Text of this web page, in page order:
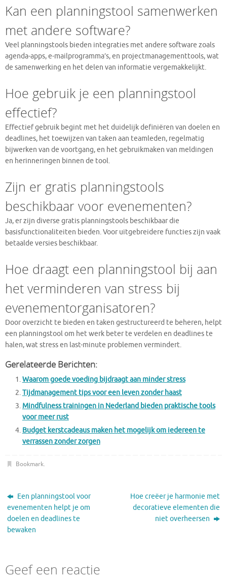
Kan een planningstool samenwerken
met andere software?
Veel planningstools bieden integraties met andere software zoals
agenda-apps, e-mailprogramma’s, en projectmanagementtools, wat
de samenwerking en het delen van informatie vergemakkelijkt.
Hoe gebruik je een planningstool
effectief?
Effectief gebruik begint met het duidelijk definiëren van doelen en
deadlines, het toewijzen van taken aan teamleden, regelmatig
bijwerken van de voortgang, en het gebruikmaken van meldingen
en herinneringen binnen de tool.
Zijn er gratis planningstools
beschikbaar voor evenementen?
Ja, er zijn diverse gratis planningstools beschikbaar die
basisfunctionaliteiten bieden. Voor uitgebreidere functies zijn vaak
betaalde versies beschikbaar.
Hoe draagt een planningstool bij aan
het verminderen van stress bij
evenementorganisatoren?
Door overzicht te bieden en taken gestructureerd te beheren, helpt
een planningstool om het werk beter te verdelen en deadlines te
halen, wat stress en last-minute problemen vermindert.
Gerelateerde Berichten:
Waarom goede voeding bijdraagt aan minder stress
Tijdmanagement tips voor een leven zonder haast
Mindfulness trainingen in Nederland bieden praktische tools
voor meer rust
Budget kerstcadeaus maken het mogelijk om iedereen te
verrassen zonder zorgen
Bookmark.
Een planningstool voor
evenementen helpt je om
doelen en deadlines te
bewaken
Hoe creëer je harmonie met
decoratieve elementen die
niet overheersen
Geef een reactie